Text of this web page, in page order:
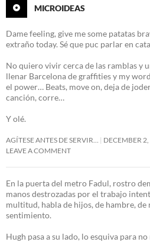
MICROIDEAS
Dame feeling, give me some patatas
extraño today. Sé que puc parlar en
No quiero vivir cerca de las ramblas y
llenar Barcelona de graffities y my
el power… Beats, move on, deja de
canción, corre…
Y olé.
AGÍTESE ANTES DE SERVIR… DECEMBER
LEAVE A COMMENT
En la puerta del metro Fadul, rostro
manos destrozadas por el trabajo
multitud, habla de hijos, de hambre, de
sentimiento.
Hugh pasa a su lado, lo esquiva para